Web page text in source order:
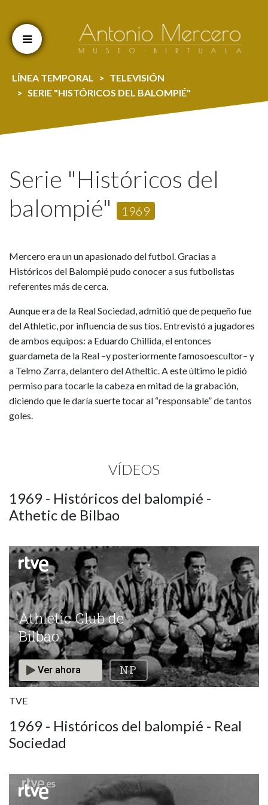
LÍNEA TEMPORAL
TELEVISIÓN
SERIE "HISTÓRICOS DEL BALOMPIÉ"
Serie "Históricos del
balompié"
1969
Mercero era un un apasionado del futbol. Gracias a
Históricos del Balompié pudo conocer a sus futbolistas
referentes más de cerca.
Aunque era de la Real Sociedad, admitió que de pequeño fue
del Athletic, por influencia de sus tíos. Entrevistó a jugadores
de ambos equipos: a Eduardo Chillida, el entonces
guardameta de la Real –y posteriormente famosoescultor– y
a Telmo Zarra, delantero del Atheltic. A este último le pidió
permiso para tocarle la cabeza en mitad de la grabación,
diciendo que le daría suerte tocar al “responsable” de tantos
goles.
VÍDEOS
1969 - Históricos del balompié -
Athetic de Bilbao
TVE
1969 - Históricos del balompié - Real
Sociedad